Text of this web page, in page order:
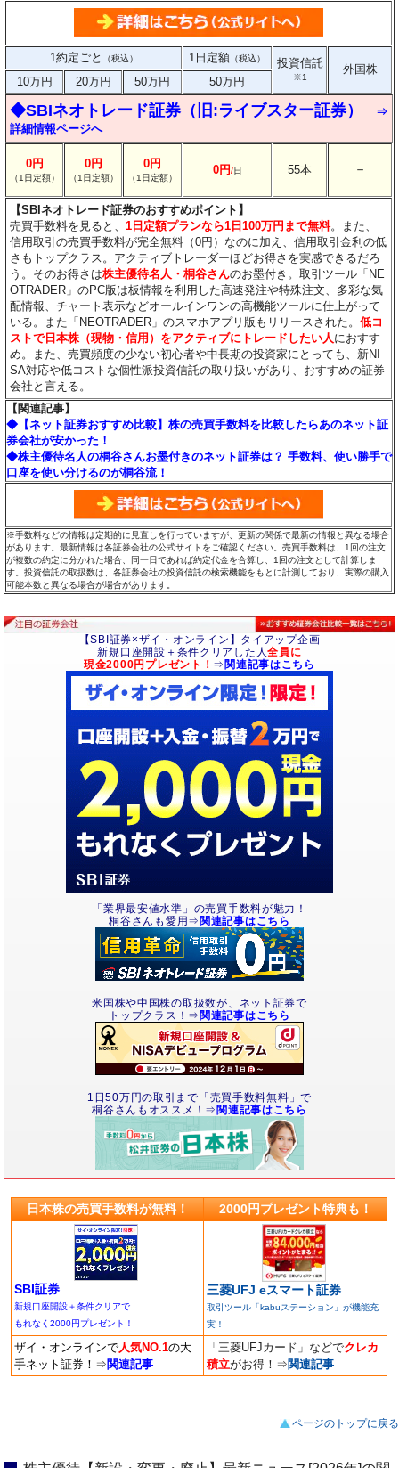
1約定ごと （税込） 1日定額 （税込） 投資信託
※1
外国株
10万円
20万円 50万円 50万円
◆SBIネオトレード証券（旧:ライブスター証券）
⇒
詳細情報ページへ
0円
（1日定額）
0円
（1日定額）
0円
（1日定額）
0円/日 55本 －
【SBIネオトレード証券のおすすめポイント】
売買手数料を見ると、1日定額プランなら1日100万円まで無料。また、
信用取引の売買手数料が完全無料（0円）なのに加え、信用取引金利の低
さもトップクラス。アクティブトレーダーほどお得さを実感できるだろ
う。そのお得さは株主優待名人・桐谷さんのお墨付き。取引ツール「NE
OTRADER」のPC版は板情報を利用した高速発注や特殊注文、多彩な気
配情報、チャート表示などオールインワンの高機能ツールに仕上がって
いる。また「NEOTRADER」のスマホアプリ版もリリースされた。低コ
ストで日本株（現物・信用）をアクティブにトレードしたい人 におすす
め。また、売買頻度の少ない初心者や中長期の投資家にとっても、新NI
SA対応や低コストな個性派投資信託の取り扱いがあり、おすすめの証券
会社と言える。
【関連記事】
◆【ネット証券おすすめ比較】株の売買手数料を比較したらあのネット証
券会社が安かった！
◆株主優待名人の桐谷さんお墨付きのネット証券は？ 手数料、使い勝手で
口座を使い分けるのが桐谷流！
※手数料などの情報は定期的に見直しを行っていますが、更新の関係で最新の情報と異なる場合
があります。最新情報は各証券会社の公式サイトをご確認ください。売買手数料は、1回の注文
が複数の約定に分かれた場合、同一日であれば約定代金を合算し、1回の注文として計算しま
す。投資信託の取扱数は、各証券会社の投資信託の検索機能をもとに計測しており、実際の購入
可能本数と異なる場合が場合があります。
【SBI証券×ザイ・オンライン】タイアップ企画
新規口座開設＋条件クリアした人全員に
現金2000円プレゼント！ ⇒ 関連記事はこちら
「業界最安値水準」の売買手数料が魅力！
桐谷さんも愛用⇒ 関連記事はこちら
米国株や中国株の取扱数が、ネット証券で
トップクラス！⇒ 関連記事はこちら
1日50万円の取引まで「売買手数料無料」で
桐谷さんもオススメ！⇒ 関連記事はこちら
日本株の売買手数料が無料！ 2000円プレゼント特典も！
SBI証券
新規口座開設＋条件クリアで
もれなく2000円プレゼント！
三菱UFJ eスマート証券
取引ツール「kabuステーション」が機能充
実！
ザイ・オンラインで 人気NO.1の大
手ネット証券！ ⇒ 関連記事
「三菱UFJカード」などでクレカ
積立がお得！ ⇒ 関連記事
ページのトップに戻る